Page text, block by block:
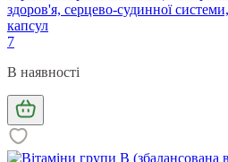
здоров'я, серцево-судинної системи,
капсул
7
В наявності